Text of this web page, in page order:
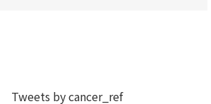
Tweets by cancer_ref